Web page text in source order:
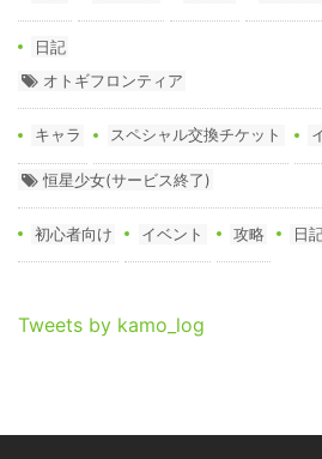
日記
オトギフロンティア
キャラ スペシャル交換チケット
恒星少女(サービス終了)
初心者向け イベント 攻略 日
Tweets by kamo_log